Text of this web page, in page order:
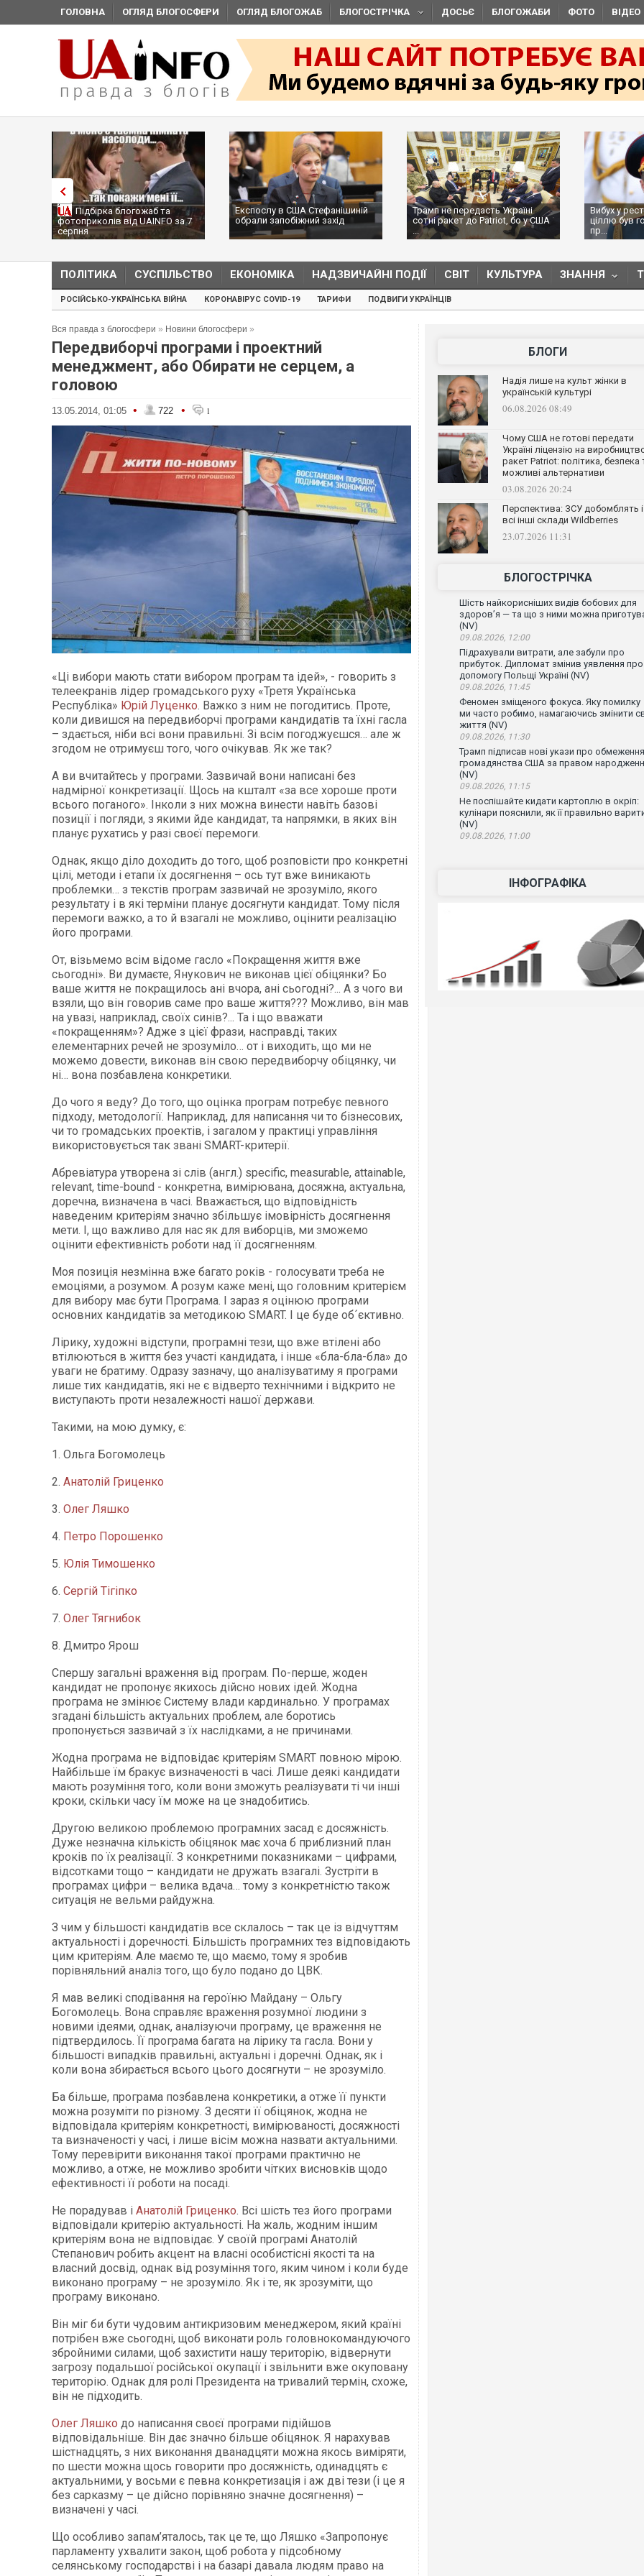
ГОЛОВНА ОГЛЯД БЛОГОСФЕРИ ОГЛЯД БЛОГОЖАБ БЛОГОСТРІЧКА ДОСЬЄ БЛОГОЖАБИ ФОТО ВІДЕО
Підбірка блогожаб та
фотоприколів від UAINFO за 7
серпня
Експослу в США Стефанішиній
обрали запобіжний захід
Трамп не передасть Україні
сотні ракет до Patriot, бо у США
...
Вибух у
ціллю був
пр...
ПОЛІТИКА СУСПІЛЬСТВО ЕКОНОМІКА НАДЗВИЧАЙНІ ПОДІЇ СВІТ КУЛЬТУРА ЗНАННЯ
РОСІЙСЬКО-УКРАЇНСЬКА ВІЙНА КОРОНАВІРУС COVID-19 ТАРИФИ ПОДВИГИ УКРАЇНЦІВ
Вся правда з блогосфери » Новини блогосфери »
Передвиборчі програми і проектний
менеджмент, або Обирати не серцем, а
головою
13.05.2014, 01:05 • 722 • 1
«Ці вибори мають стати вибором програм та ідей», - говорить з
телеекранів лідер громадського руху «Третя Українська
Республіка» Юрій Луценко. Важко з ним не погодитись. Проте,
коли дивишся на передвиборчі програми кандидатів та їхні гасла
– здається, ніби всі вони правильні. Зі всім погоджуєшся… але ж
згодом не отримуєш того, чого очікував. Як же так?
А ви вчитайтесь у програми. Зазвичай вони написані без
надмірної конкретизації. Щось на кшталт «за все хороше проти
всього поганого». Інколи з них можна винести навіть базові
позиції і погляди, з якими йде кандидат, та напрямки, в яких він
планує рухатись у разі своєї перемоги.
Однак, якщо діло доходить до того, щоб розповісти про конкретні
цілі, методи і етапи їх досягнення – ось тут вже виникають
проблемки… з текстів програм зазвичай не зрозуміло, якого
результату і в які терміни планує досягнути кандидат. Тому після
перемоги важко, а то й взагалі не можливо, оцінити реалізацію
його програми.
От, візьмемо всім відоме гасло «Покращення життя вже
сьогодні». Ви думаєте, Янукович не виконав цієї обіцянки? Бо
ваше життя не покращилось ані вчора, ані сьогодні?... А з чого ви
взяли, що він говорив саме про ваше життя??? Можливо, він мав
на увазі, наприклад, своїх синів?... Та і що вважати
«покращенням»? Адже з цієї фрази, насправді, таких
елементарних речей не зрозуміло… от і виходить, що ми не
можемо довести, виконав він свою передвиборчу обіцянку, чи
ні… вона позбавлена конкретики.
До чого я веду? До того, що оцінка програм потребує певного
підходу, методології. Наприклад, для написання чи то бізнесових,
чи то громадських проектів, і загалом у практиці управління
використовується так звані SMART-критерії.
Абревіатура утворена зі слів (англ.) specific, measurable, attainable,
relevant, time-bound - конкретна, вимірювана, досяжна, актуальна,
доречна, визначена в часі. Вважається, що відповідність
наведеним критеріям значно збільшує імовірність досягнення
мети. І, що важливо для нас як для виборців, ми зможемо
оцінити ефективність роботи над її досягненням.
Моя позиція незмінна вже багато років - голосувати треба не
емоціями, а розумом. А розум каже мені, що головним критерієм
для вибору має бути Програма. І зараз я оцінюю програми
основних кандидатів за методикою SMART. І це буде об´єктивно.
Лірику, художні відступи, програмні тези, що вже втілені або
втілюються в життя без участі кандидата, і інше «бла-бла-бла» до
уваги не братиму. Одразу зазначу, що аналізуватиму я програми
лише тих кандидатів, які не є відверто технічними і відкрито не
виступають проти незалежності нашої держави.
Такими, на мою думку, є:
1. Ольга Богомолець
2. Анатолій Гриценко
3. Олег Ляшко
4. Петро Порошенко
5. Юлія Тимошенко
6. Сергій Тігіпко
7. Олег Тягнибок
8. Дмитро Ярош
Спершу загальні враження від програм. По-перше, жоден
кандидат не пропонує якихось дійсно нових ідей. Жодна
програма не змінює Систему влади кардинально. У програмах
згадані більшість актуальних проблем, але боротись
пропонується зазвичай з їх наслідками, а не причинами.
Жодна програма не відповідає критеріям SMART повною мірою.
Найбільше їм бракує визначеності в часі. Лише деякі кандидати
мають розуміння того, коли вони зможуть реалізувати ті чи інші
кроки, скільки часу їм може на це знадобитись.
Другою великою проблемою програмних засад є досяжність.
Дуже незначна кількість обіцянок має хоча б приблизний план
кроків по їх реалізації. З конкретними показниками – цифрами,
відсотками тощо – кандидати не дружать взагалі. Зустріти в
програмах цифри – велика вдача… тому з конкретністю також
ситуація не вельми райдужна.
З чим у більшості кандидатів все склалось – так це із відчуттям
актуальності і доречності. Більшість програмних тез відповідають
цим критеріям. Але маємо те, що маємо, тому я зробив
порівняльний аналіз того, що було подано до ЦВК.
Я мав великі сподівання на героїню Майдану – Ольгу
Богомолець. Вона справляє враження розумної людини з
новими ідеями, однак, аналізуючи програму, це враження не
підтвердилось. Її програма багата на лірику та гасла. Вони у
більшості випадків правильні, актуальні і доречні. Однак, як і
коли вона збирається всього цього досягнути – не зрозуміло.
Ба більше, програма позбавлена конкретики, а отже її пункти
можна розуміти по різному. З десяти її обіцянок, жодна не
відповідала критеріям конкретності, вимірюваності, досяжності
та визначеності у часі, і лише вісім можна назвати актуальними.
Тому перевірити виконання такої програми практично не
можливо, а отже, не можливо зробити чітких висновків щодо
ефективності її роботи на посаді.
Не порадував і Анатолій Гриценко. Всі шість тез його програми
відповідали критерію актуальності. На жаль, жодним іншим
критеріям вона не відповідає. У своїй програмі Анатолій
Степанович робить акцент на власні особистісні якості та на
власний досвід, однак від розуміння того, яким чином і коли буде
виконано програму – не зрозуміло. Як і те, як зрозуміти, що
програму виконано.
Він міг би бути чудовим антикризовим менеджером, який країні
потрібен вже сьогодні, щоб виконати роль головнокомандуючого
збройними силами, щоб захистити нашу територію, відвернути
загрозу подальшої російської окупації і звільнити вже окуповану
територію. Однак для ролі Президента на тривалий термін, схоже,
він не підходить.
Олег Ляшко до написання своєї програми підійшов
відповідальніше. Він дає значно більше обіцянок. Я нарахував
шістнадцять, з них виконання дванадцяти можна якось виміряти,
по шести можна щось говорити про досяжність, одинадцять є
актуальними, у восьми є певна конкретизація і аж дві тези (і це я
без сарказму – це дійсно порівняно значне досягнення) –
визначені у часі.
Що особливо запам’яталось, так це те, що Ляшко «Запропонує
парламенту ухвалити закон, щоб робота у підсобному
селянському господарстві і на базарі давала людям право на
БЛОГИ
Надія лише на культ жінки в
українській культурі
06.08.2026 08:49
Чому США не готові передати
Україні ліцензію на
ракет Patriot: політика, безпека
можливі альтернативи
03.08.2026 20:24
Перспектива: ЗСУ добомблять і
всі інші склади Wildberries
23.07.2026 11:31
БЛОГОСТРІЧКА
Шість найкорисніших видів бобових для
здоров’я — та що з ними можна
(NV)
09.08.2026, 12:00
Підрахували витрати, але забули про
прибуток. Дипломат змінив уявлення про
допомогу Польщі Україні (NV)
09.08.2026, 11:45
Феномен зміщеного фокуса. Яку помилку
ми часто робимо, намагаючись змінити
життя (NV)
09.08.2026, 11:30
Трамп підписав нові укази про обмеження
громадянства США за правом
(NV)
09.08.2026, 11:15
Не поспішайте кидати картоплю в окріп:
кулінари пояснили, як її правильно
(NV)
09.08.2026, 11:00
ІНФОГРАФІКА